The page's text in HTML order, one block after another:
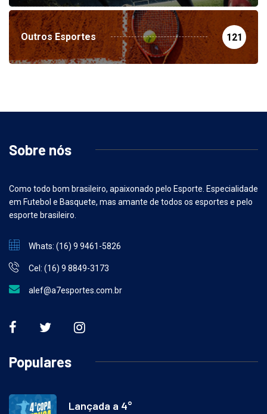
Outros Esportes 121
Sobre nós
Como todo bom brasileiro, apaixonado pelo Esporte. Especialidade
em Futebol e Basquete, mas amante de todos os esportes e pelo
esporte brasileiro.
Whats: (16) 9 9461-5826
Cel: (16) 9 8849-3173
alef@a7esportes.com.br
Populares
Lançada a 4°